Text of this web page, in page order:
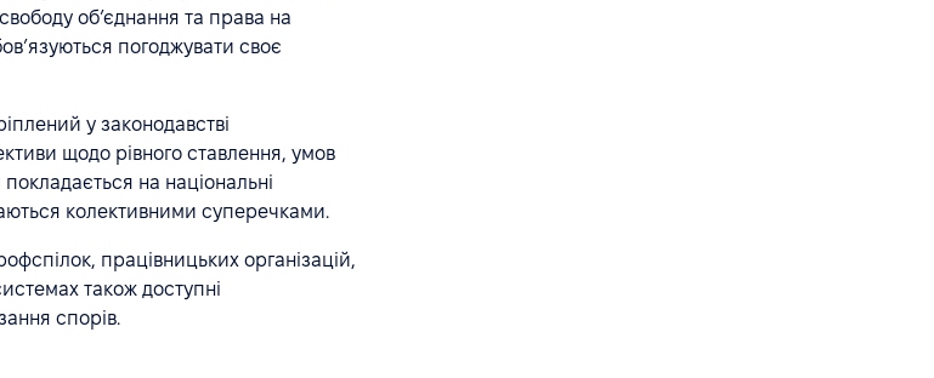
об’єднання та права на
погоджувати своє
у законодавстві
щодо рівного ставлення, умов
на національні
колективними суперечками.
працівницьких організацій,
також доступні
спорів.